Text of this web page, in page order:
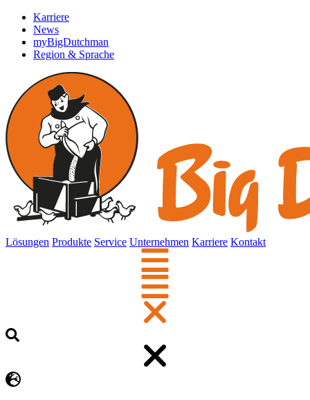
Karriere
News
myBigDutchman
Region & Sprache
Lösungen Produkte Service Unternehmen Karriere Kontakt